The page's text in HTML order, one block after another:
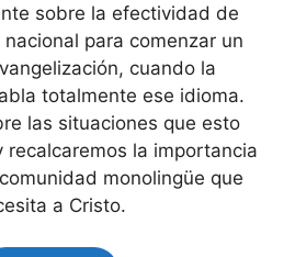
sobre la efectividad de
para comenzar un
cuando la
totalmente ese idioma.
las situaciones que esto
recalcaremos la importancia
monolingüe que
a Cristo.